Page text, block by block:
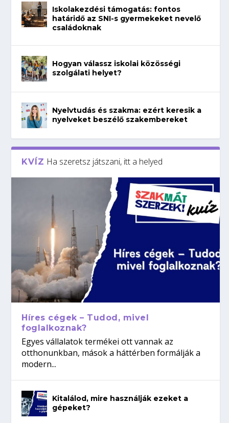
Iskolakezdési támogatás: fontos
határidő az SNI-s gyermekeket nevelő
családoknak
Hogyan válassz iskolai közösségi
szolgálati helyet?
Nyelvtudás és szakma: ezért keresik a
nyelveket beszélő szakembereket
KVÍZ Ha szeretsz játszani, itt a helyed
Híres cégek – Tudod, mivel
foglalkoznak?
Egyes vállalatok termékei ott vannak az
otthonunkban, mások a háttérben formálják a
modern...
Kitalálod, mire használják ezeket a
gépeket?